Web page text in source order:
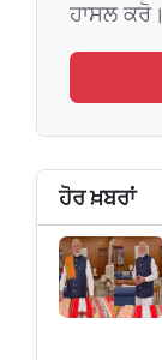
ਹਾਸਲ ਕਰੋ।
ਹੋਰ ਖ਼ਬਰਾਂ